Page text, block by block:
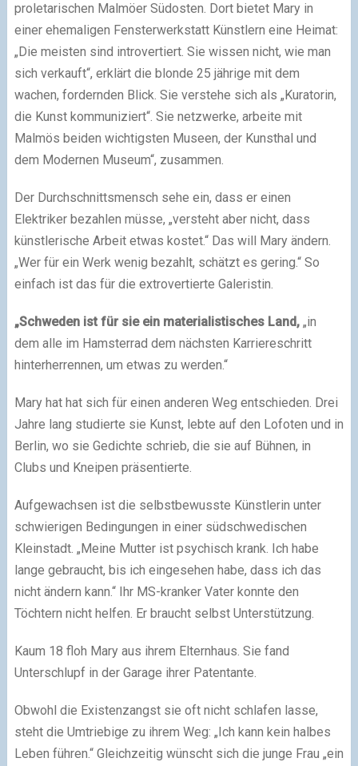
proletarischen Malmöer Südosten. Dort bietet Mary in
einer ehemaligen Fensterwerkstatt Künstlern eine Heimat:
„Die meisten sind introvertiert. Sie wissen nicht, wie man
sich verkauft“, erklärt die blonde 25 jährige mit dem
wachen, fordernden Blick. Sie verstehe sich als „Kuratorin,
die Kunst kommuniziert“. Sie netzwerke, arbeite mit
Malmös beiden wichtigsten Museen, der Kunsthal und
dem Modernen Museum“, zusammen.
Der Durchschnittsmensch sehe ein, dass er einen
Elektriker bezahlen müsse, „versteht aber nicht, dass
künstlerische Arbeit etwas kostet.“ Das will Mary ändern.
„Wer für ein Werk wenig bezahlt, schätzt es gering.“ So
einfach ist das für die extrovertierte Galeristin.
„Schweden ist für sie ein materialistisches Land,„in
dem alle im Hamsterrad dem nächsten Karriereschritt
hinterherrennen, um etwas zu werden.“
Mary hat hat sich für einen anderen Weg entschieden. Drei
Jahre lang studierte sie Kunst, lebte auf den Lofoten und in
Berlin, wo sie Gedichte schrieb, die sie auf Bühnen, in
Clubs und Kneipen präsentierte.
Aufgewachsen ist die selbstbewusste Künstlerin unter
schwierigen Bedingungen in einer südschwedischen
Kleinstadt. „Meine Mutter ist psychisch krank. Ich habe
lange gebraucht, bis ich eingesehen habe, dass ich das
nicht ändern kann.“ Ihr MS-kranker Vater konnte den
Töchtern nicht helfen. Er braucht selbst Unterstützung.
Kaum 18 floh Mary aus ihrem Elternhaus. Sie fand
Unterschlupf in der Garage ihrer Patentante.
Obwohl die Existenzangst sie oft nicht schlafen lasse,
steht die Umtriebige zu ihrem Weg: „Ich kann kein halbes
Leben führen.“ Gleichzeitig wünscht sich die junge Frau „ein